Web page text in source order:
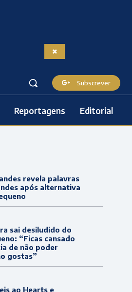
Subscrever
Reportagens Editorial
revela palavras
após alternativa
sai desiludido do
“Ficas cansado
de não poder
gostas”
ao Hearts e